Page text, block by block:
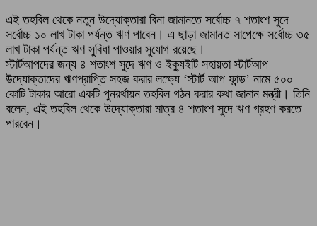
এই তহবিল থেকে নতুন উদ্যোক্তারা বিনা জামানতে সর্বোচ্চ ৭ শতাংশ সুদে
সর্বোচ্চ ১০ লাখ টাকা পর্যন্ত ঋণ পাবেন। এ ছাড়া জামানত সাপেক্ষে সর্বোচ্চ ৩৫
লাখ টাকা পর্যন্ত ঋণ সুবিধা পাওয়ার সুযোগ রয়েছে।
স্টার্টআপদের জন্য ৪ শতাংশ সুদে ঋণ ও ইক্যুইটি সহায়তা স্টার্টআপ
উদ্যোক্তাদের ঋণপ্রাপ্তি সহজ করার লক্ষ্যে ‘স্টার্ট আপ ফান্ড’ নামে ৫০০
কোটি টাকার আরো একটি পুনরর্থায়ন তহবিল গঠন করার কথা জানান মন্ত্রী। তিনি
বলেন, এই তহবিল থেকে উদ্যোক্তারা মাত্র ৪ শতাংশ সুদে ঋণ গ্রহণ করতে
পারবেন।